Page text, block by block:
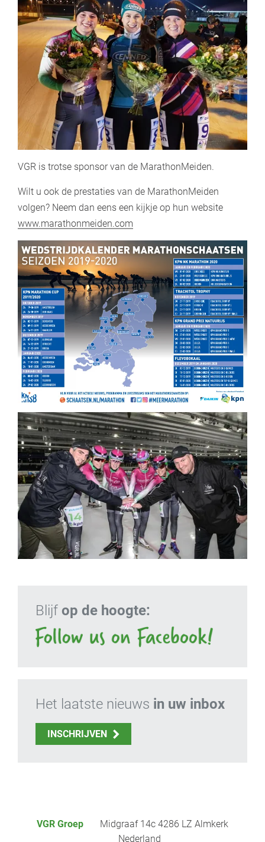
VGR is trotse sponsor van de MarathonMeiden.
Wilt u ook de prestaties van de MarathonMeiden
volgen? Neem dan eens een kijkje op hun website
www.marathonmeiden.com
Blijf op de hoogte:
Het laatste nieuws in uw inbox
INSCHRIJVEN
VGR Groep
Midgraaf 14c 4286 LZ Almkerk
Nederland